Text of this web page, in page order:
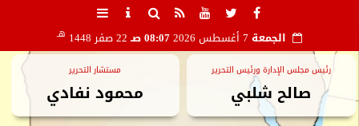
الجمعة 08:07 صـ 22 صفر 1448 هـ
رئيس مجلس الإدارة ورئيس التحرير
صالح شلبي
مستشار التحرير
محمود نفادي